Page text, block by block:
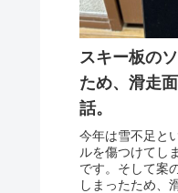
スキー板の
ため、滑走
話。
今年は雪不足と
ルを傷つけてし
です。そして案
しまったため、